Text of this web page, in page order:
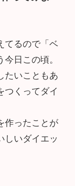
てるので「ベ
日この頃。
たいこともあ
つくってダイ
作ったことが
しいダイエッ